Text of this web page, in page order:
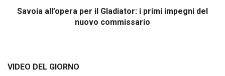
Savoia all’opera per il Gladiator: i primi impegni del
nuovo commissario
VIDEO DEL GIORNO